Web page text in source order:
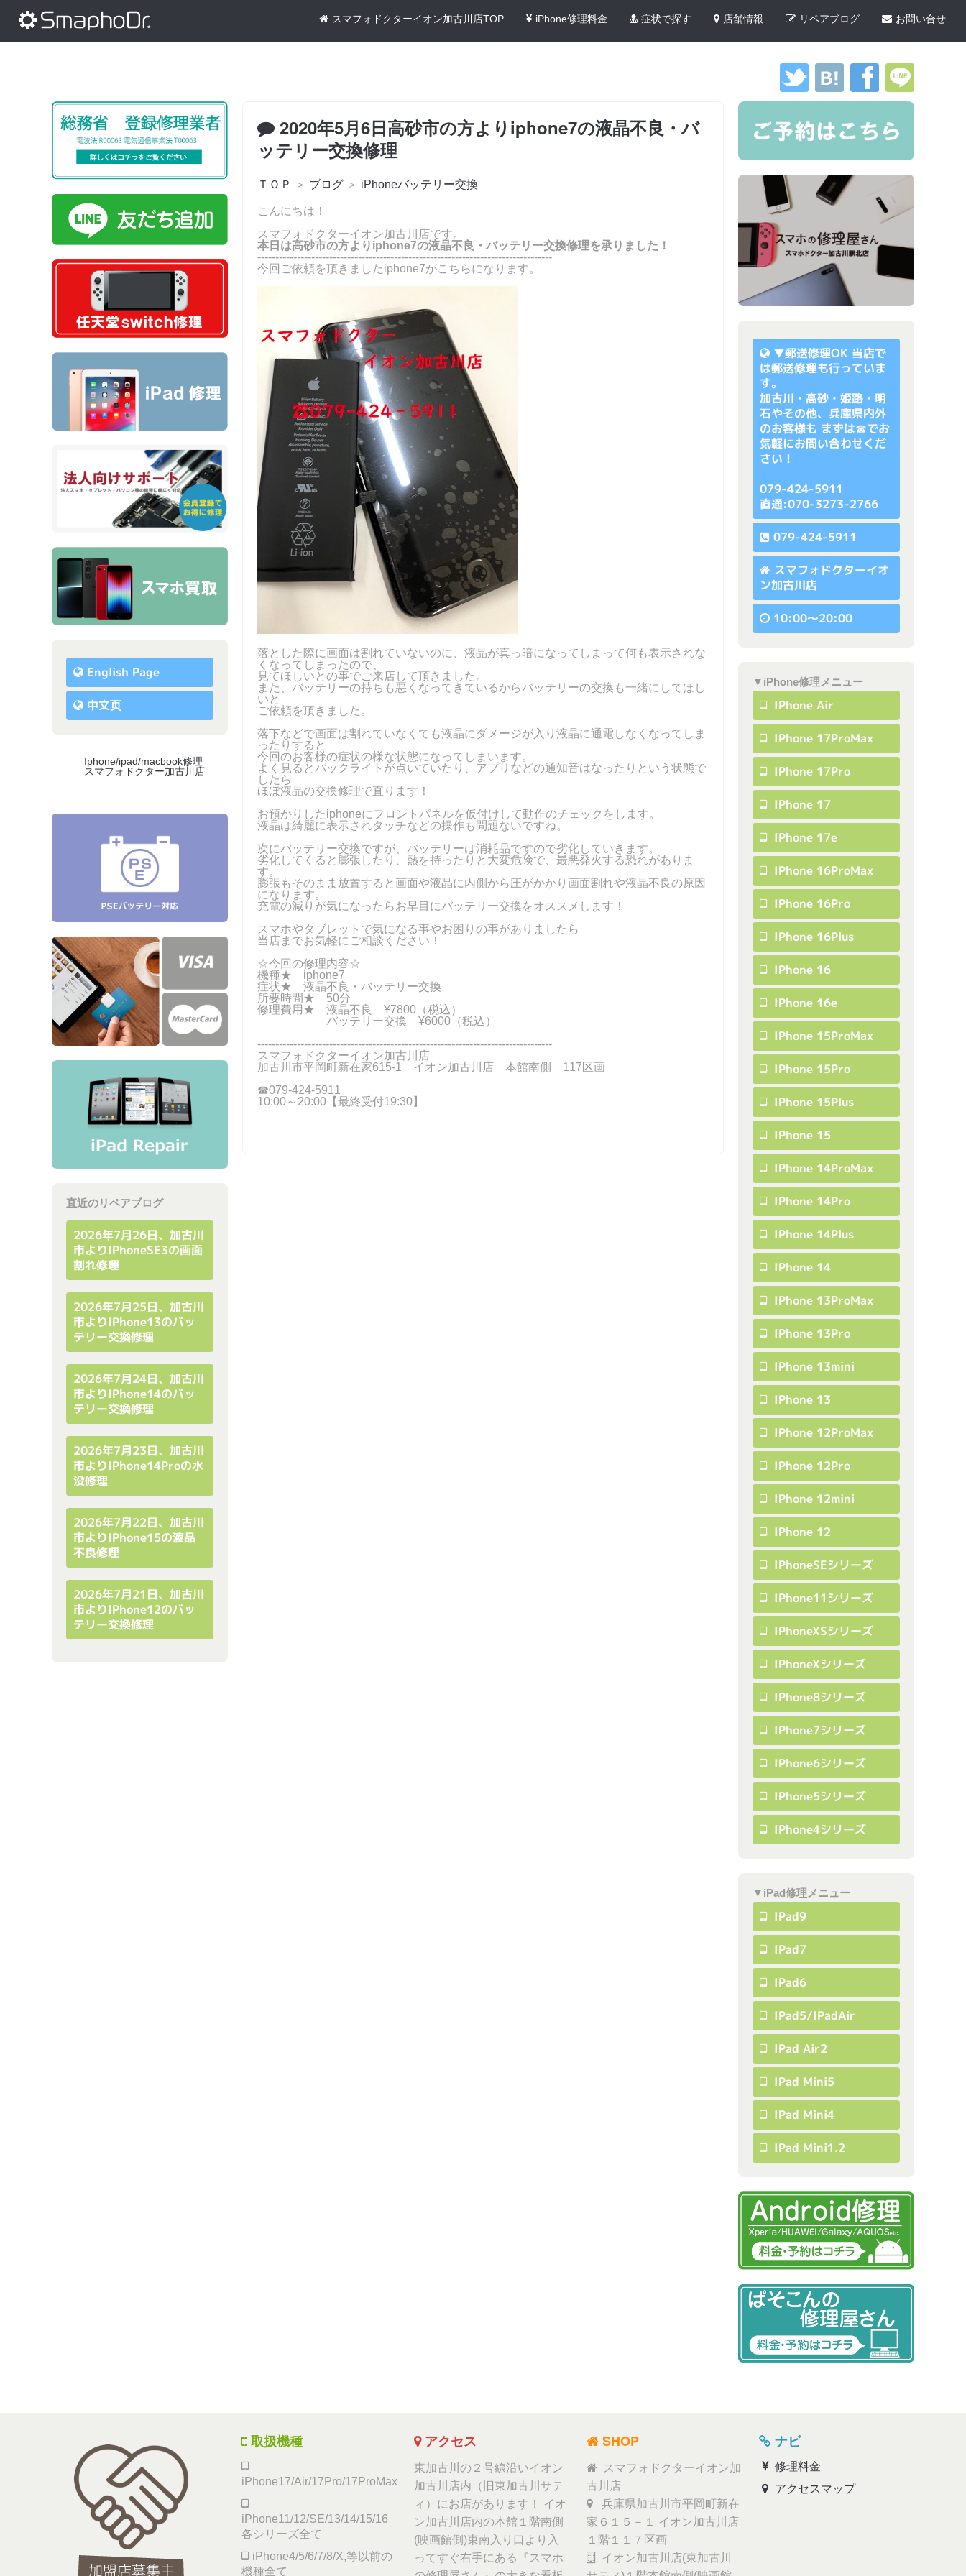
スマフォドクターイオン加古川店TOP iPhone修理料金 症状で探す 店舗情報 リペアブログ お問い合せ
English Page
中文页
Iphone/ipad/macbook修理
スマフォドクター加古川店
直近のリペアブログ
2026年7月26日、加古川
市よりiPhoneSE3の画面
割れ修理
2026年7月25日、加古川
市よりiPhone13のバッ
テリー交換修理
2026年7月24日、加古川
市よりiPhone14のバッ
テリー交換修理
2026年7月23日、加古川
市よりiPhone14Proの水
没修理
2026年7月22日、加古川
市よりiPhone15の液晶
不良修理
2026年7月21日、加古川
市よりiPhone12のバッ
テリー交換修理
2020年5月6日高砂市の方よりiphone7の液晶不良・バ
ッテリー交換修理
ＴＯＰ ＞ ブログ ＞ iPhoneバッテリー交換
こんにちは！
スマフォドクターイオン加古川店です。
本日は高砂市の方よりiphone7の液晶不良・バッテリー交換修理を承りました！
----------------------------------------------------------------------------------
今回ご依頼を頂きましたiphone7がこちらになります。
落とした際に画面は割れていないのに、液晶が真っ暗になってしまって何も表示されな
くなってしまったので、
見てほしいとの事でご来店して頂きました。
また、バッテリーの持ちも悪くなってきているからバッテリーの交換も一緒にしてほし
いと
ご依頼を頂きました。
落下などで画面は割れていなくても液晶にダメージが入り液晶に通電しなくなってしま
ったりすると
今回のお客様の症状の様な状態になってしまいます。
よく見るとバックライトが点いていたり、アプリなどの通知音はなったりという状態で
したら
ほぼ液晶の交換修理で直ります！
お預かりしたiphoneにフロントパネルを仮付けして動作のチェックをします。
液晶は綺麗に表示されタッチなどの操作も問題ないですね。
次にバッテリー交換ですが、バッテリーは消耗品ですので劣化していきます。
劣化してくると膨張したり、熱を持ったりと大変危険で、最悪発火する恐れがありま
す。
膨張もそのまま放置すると画面や液晶に内側から圧がかかり画面割れや液晶不良の原因
になります。
充電の減りが気になったらお早目にバッテリー交換をオススメします！
スマホやタブレットで気になる事やお困りの事がありましたら
当店までお気軽にご相談ください！
☆今回の修理内容☆
機種★ iphone7
症状★ 液晶不良・バッテリー交換
所要時間★ 50分
修理費用★ 液晶不良 ¥7800（税込）
バッテリー交換 ¥6000（税込）
----------------------------------------------------------------------------------
スマフォドクターイオン加古川店
加古川市平岡町新在家615-1 イオン加古川店 本館南側 117区画
☎079-424‐5911
10:00～20:00【最終受付19:30】
▼郵送修理OK 当店で
は郵送修理も行っていま
す。
加古川・高砂・姫路・明
石やその他、兵庫県内外
のお客様も まずは☎でお
気軽にお問い合わせくだ
さい！
079-424-5911
直通:070-3273-2766
079-424-5911
スマフォドクターイオ
ン加古川店
10:00〜20:00
▼iPhone修理メニュー
IPhone Air
IPhone 17ProMax
IPhone 17Pro
IPhone 17
IPhone 17e
IPhone 16ProMax
IPhone 16Pro
IPhone 16Plus
IPhone 16
IPhone 16e
IPhone 15ProMax
IPhone 15Pro
IPhone 15Plus
IPhone 15
IPhone 14ProMax
IPhone 14Pro
IPhone 14Plus
IPhone 14
IPhone 13ProMax
IPhone 13Pro
IPhone 13mini
IPhone 13
IPhone 12ProMax
IPhone 12Pro
IPhone 12mini
IPhone 12
IPhoneSEシリーズ
IPhone11シリーズ
IPhoneXSシリーズ
IPhoneXシリーズ
IPhone8シリーズ
IPhone7シリーズ
IPhone6シリーズ
IPhone5シリーズ
IPhone4シリーズ
▼iPad修理メニュー
IPad9
IPad7
IPad6
IPad5/iPadAir
IPad Air2
IPad Mini5
IPad Mini4
IPad Mini1.2
取扱機種
iPhone17/Air/17Pro/17ProMax
iPhone11/12/SE/13/14/15/16
各シリーズ全て
iPhone4/5/6/7/8/X,等以前の
機種全て
アクセス
東加古川の２号線沿いイオン
加古川店内（旧東加古川サテ
ィ）にお店があります！ イオ
ン加古川店内の本館１階南側
(映画館側)東南入り口より入
ってすぐ右手にある『スマホ
SHOP
スマフォドクターイオン加
古川店
兵庫県加古川市平岡町新在
家６１５－１ イオン加古川店
１階１１７区画
イオン加古川店(東加古川
ナビ
修理料金
アクセスマップ